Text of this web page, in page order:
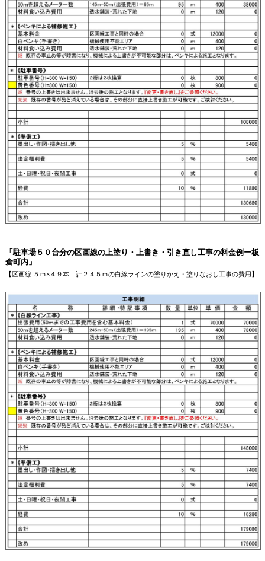
「駐車場５０台分の区画線の上塗り・上書き・引き直し工事の料金例ー板
倉町内」
【区画線 ５ｍ×４９本 計２４５ｍの白線ラインの塗りかえ・塗りなおし工事の費用】